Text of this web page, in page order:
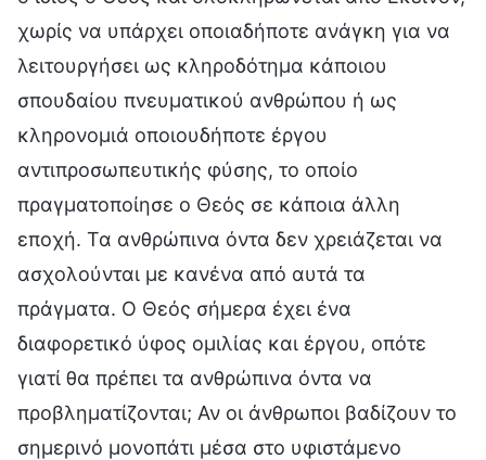
χωρίς να υπάρχει οποιαδήποτε ανάγκη για να
λειτουργήσει ως κληροδότημα κάποιου
σπουδαίου πνευματικού ανθρώπου ή ως
κληρονομιά οποιουδήποτε έργου
αντιπροσωπευτικής φύσης, το οποίο
πραγματοποίησε ο Θεός σε κάποια άλλη
εποχή. Τα ανθρώπινα όντα δεν χρειάζεται να
ασχολούνται με κανένα από αυτά τα
πράγματα. Ο Θεός σήμερα έχει ένα
διαφορετικό ύφος ομιλίας και έργου, οπότε
γιατί θα πρέπει τα ανθρώπινα όντα να
προβληματίζονται; Αν οι άνθρωποι βαδίζουν το
σημερινό μονοπάτι μέσα στο υφιστάμενο